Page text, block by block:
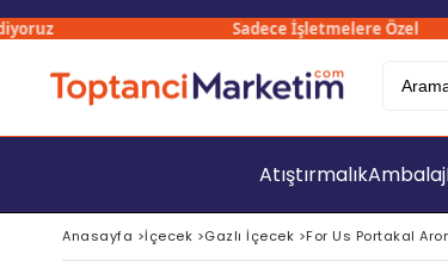
Sadece İşletmelere Özel
AtıştırmalıkAmbalaj
Anasayfa >İçecek >Gazlı İçecek >For Us Portakal